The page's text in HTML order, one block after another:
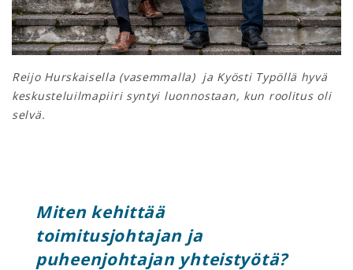
Reijo Hurskaisella (vasemmalla) ja Kyösti Typöllä hyvä
keskusteluilmapiiri syntyi luonnostaan, kun roolitus oli
selvä.
Miten kehittää
toimitusjohtajan ja
puheenjohtajan yhteistyötä?